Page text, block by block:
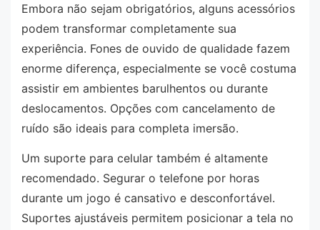
Embora não sejam obrigatórios, alguns acessórios
podem transformar completamente sua
experiência. Fones de ouvido de qualidade fazem
enorme diferença, especialmente se você costuma
assistir em ambientes barulhentos ou durante
deslocamentos. Opções com cancelamento de
ruído são ideais para completa imersão.
Um suporte para celular também é altamente
recomendado. Segurar o telefone por horas
durante um jogo é cansativo e desconfortável.
Suportes ajustáveis permitem posicionar a tela no